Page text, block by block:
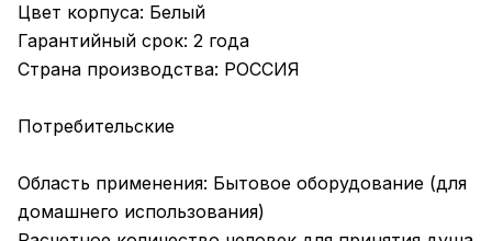
Цвет корпуса: Белый
Гарантийный срок: 2 года
Страна производства: РОССИЯ
Потребительские
Область применения: Бытовое оборудование (для
домашнего использования)